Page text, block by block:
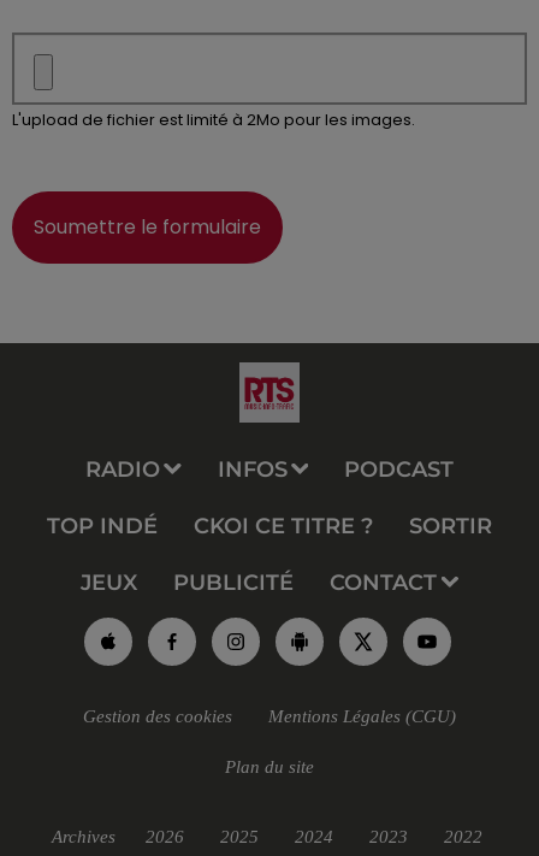
L'upload de fichier est limité à 2Mo pour les images.
Soumettre le formulaire
RADIO INFOS PODCAST
TOP INDÉ CKOI CE TITRE ? SORTIR
JEUX PUBLICITÉ CONTACT
Gestion des cookies Mentions Légales (CGU)
Plan du site
Archives 2026 2025 2024 2023 2022